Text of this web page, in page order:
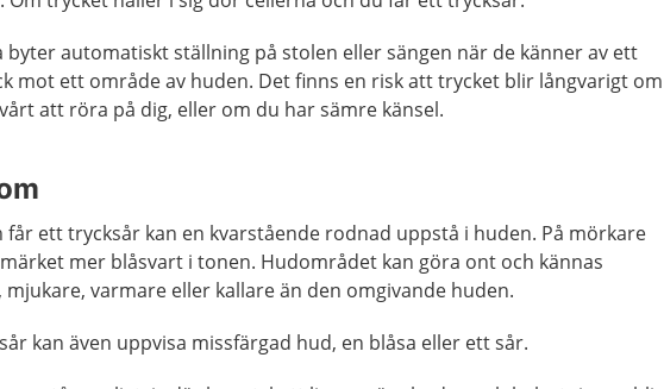
byter automatiskt ställning på stolen eller sängen när de känner av ett
mot ett område av huden. Det finns en risk att trycket blir långvarigt om
att röra på dig, eller om du har sämre känsel.
får ett trycksår kan en kvarstående rodnad uppstå i huden. På mörkare
mer blåsvart i tonen. Hudområdet kan göra ont och kännas
mjukare, varmare eller kallare än den omgivande huden.
kan även uppvisa missfärgad hud, en blåsa eller ett sår.